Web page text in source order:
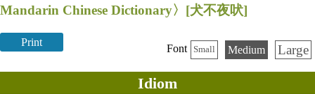
Mandarin Chinese Dictionary〉 [犬不夜吠]
Print
Font Small Medium Large
Idiom